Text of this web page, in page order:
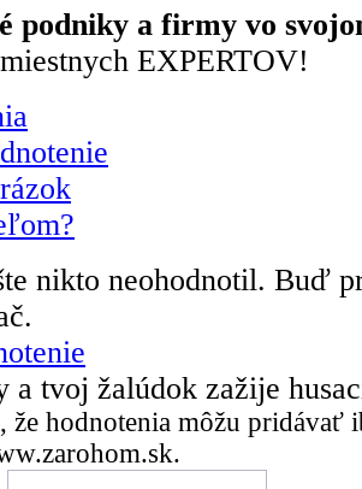
podniky a firmy vo
EXPERTOV!
nikto neohodnotil. Buď
a tvoj žalúdok zažije
že hodnotenia môžu pridávať